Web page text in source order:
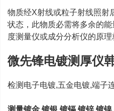
物质经X射线或粒子射线照射
状态，此物质必需将多余的
度测量仪或成分分析仪的原
微先锋电镀测厚仪
检测电子电镀,五金电镀,端子
测量镀金,镀银,镀镉,镀锌.镀